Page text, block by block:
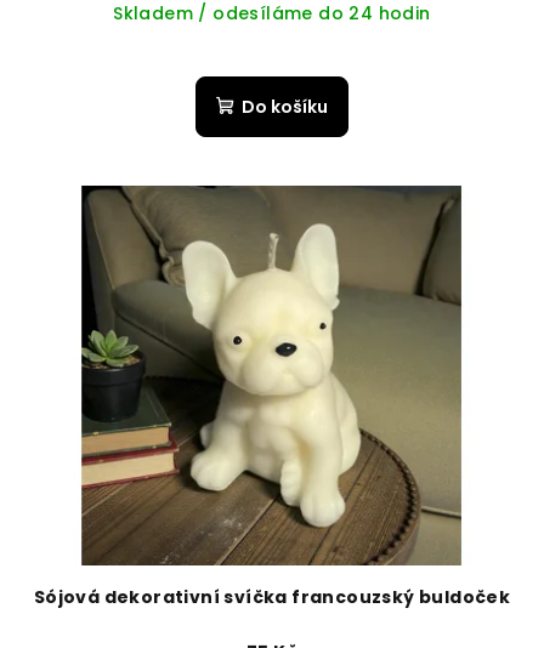
Skladem / odesíláme do 24 hodin
Do košíku
Sójová dekorativní svíčka francouzský buldoček